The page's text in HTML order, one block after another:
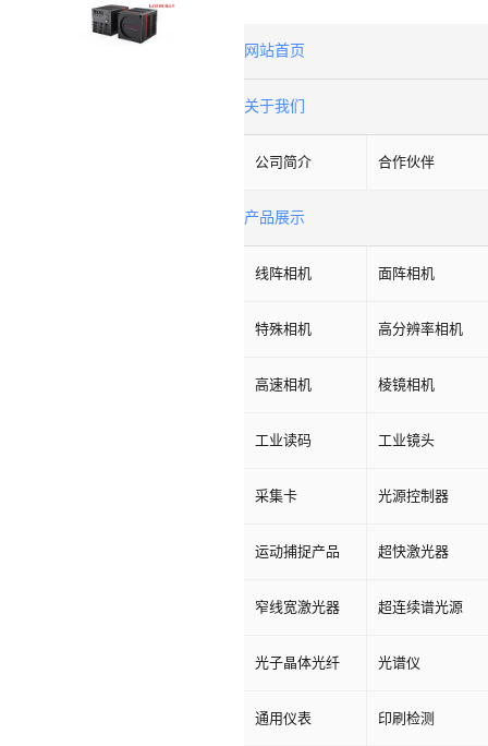
网站首页
关于我们
公司简介 合作伙伴
产品展示
线阵相机 面阵相机
特殊相机 高分辨率相机
高速相机 棱镜相机
工业读码 工业镜头
采集卡 光源控制器
运动捕捉产品 超快激光器
窄线宽激光器 超连续谱光源
光子晶体光纤 光谱仪
通用仪表 印刷检测